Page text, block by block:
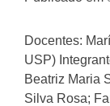
Docentes:
USP)
Beatriz Maria
Silva Rosa;